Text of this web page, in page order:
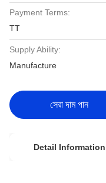
Payment Terms:
TT
Supply Ability:
Manufacture
সেরা দাম পান
Detail Information